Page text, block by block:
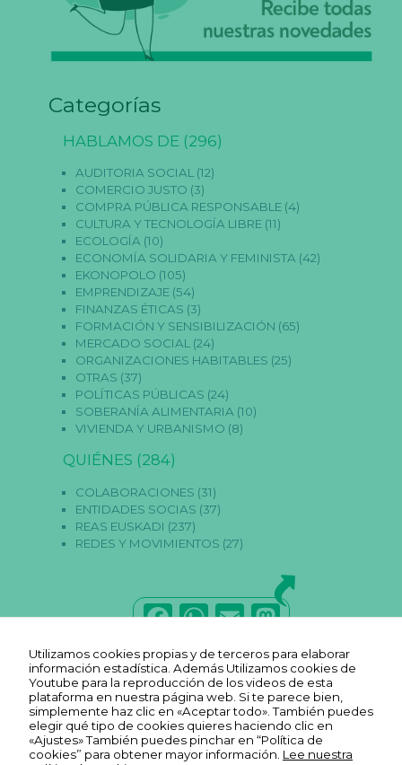
Categorías
HABLAMOS DE (296)
AUDITORIA SOCIAL (12)
COMERCIO JUSTO (3)
COMPRA PÚBLICA RESPONSABLE(4)
CULTURA Y TECNOLOGÍA LIBRE(11)
ECOLOGÍA (10)
ECONOMÍA SOLIDARIA Y FEMINISTA (42)
EKONOPOLO (105)
EMPRENDIZAJE(54)
FINANZAS ÉTICAS (3)
FORMACIÓN Y SENSIBILIZACIÓN (65)
MERCADO SOCIAL (24)
ORGANIZACIONES HABITABLES (25)
OTRAS (37)
POLÍTICAS PÚBLICAS (24)
SOBERANÍA ALIMENTARIA (10)
VIVIENDA Y URBANISMO (8)
QUIÉNES (284)
COLABORACIONES (31)
ENTIDADES SOCIAS (37)
REAS EUSKADI (237)
REDES Y MOVIMIENTOS (27)
F
a
c
e
b
W
h
a
ts
A
E
m
ai
l
M
a
st
o
d
Utilizamos cookies propias y de terceros para elaborar
información estadística. Además Utilizamos cookies de
Youtube para la reproducción de los videos de esta
plataforma en nuestra página web. Si te parece bien,
simplemente haz clic en «Aceptar todo». También puedes
elegir qué tipo de cookies quieres haciendo clic en
«Ajustes» También puedes pinchar en “Política de
cookies” para obtener mayor información. Lee nuestra
e
e
s
st
o
o
n
o
n
s.
S
o
n
n
e
c